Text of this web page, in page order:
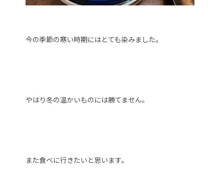
今の季節の寒い時期にはとても染みました。
やはり冬の温かいものには勝てません。
また食べに行きたいと思います。